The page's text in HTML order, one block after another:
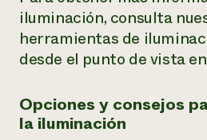
iluminación, consulta
herramientas de
desde el punto de vista
Opciones y consejos
la iluminación